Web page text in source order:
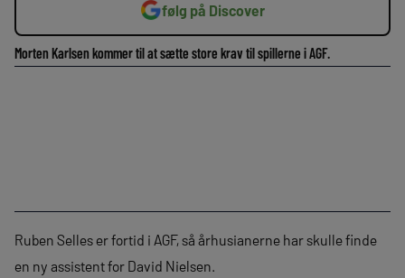
følg på Discover
Morten Karlsen kommer til at sætte store krav til spillerne i AGF.
Ruben Selles er fortid i AGF, så århusianerne har skulle finde
en ny assistent for David Nielsen.